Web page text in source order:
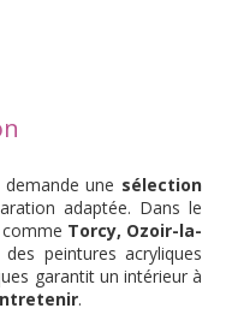
une sélection
adaptée. Dans le
Torcy, Ozoir-la-
peintures acryliques
garantit un intérieur à
.